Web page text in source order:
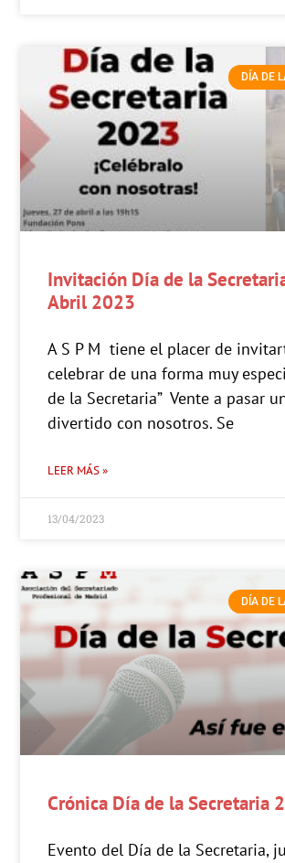
DÍA DE
Invitación Día de la
Abril 2023
A S P M tiene el placer de
celebrar de una forma muy
de la Secretaria” Vente a pasar
divertido con nosotros. Se
LEER MÁS »
13/04/2023
DÍA DE
Crónica Día de la Secretaria
Evento del Día de la Secretaria,